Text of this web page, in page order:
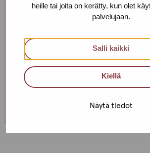
heille tai joita on kerätty, kun olet
palvelujaan.
Salli kaikki
Kiellä
Näytä tiedot
We are open every weekday. You can
appointment, just call or text us! We
Service centre Turku